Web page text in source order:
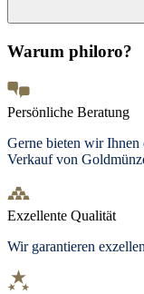
Warum philoro?
Persönliche Beratung
Gerne bieten wir Ihnen
Verkauf von
Exzellente Qualität
Wir garantieren